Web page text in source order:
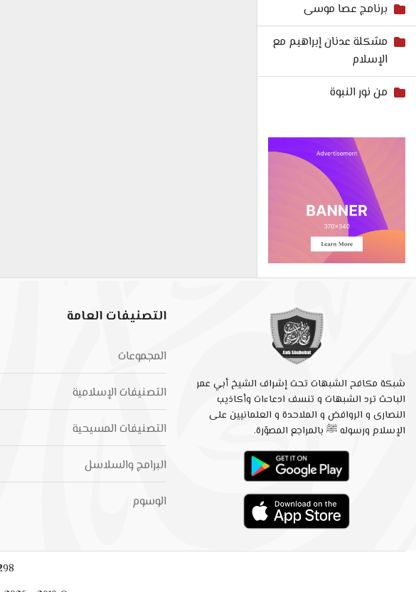
برنامج عصا موسى
مشكلة عدنان إبراهيم مع
الإسلام
من نور النبوة
شبكة مكافح الشبهات تحت إشراف الشيخ أبي عمر
الباحث ترد الشبهات و تنسف ادعاءات وأكاذيب
النصارى و الروافض و الملاحدة و العلمانيين على
الإسلام ورسوله ﷺ بالمراجع المصوّرة.
التصنيفات العامة
المجموعات
التصنيفات الإسلامية
التصنيفات المسيحية
البرامج والسلاسل
الوسوم
1298 زائر، ولايوجد